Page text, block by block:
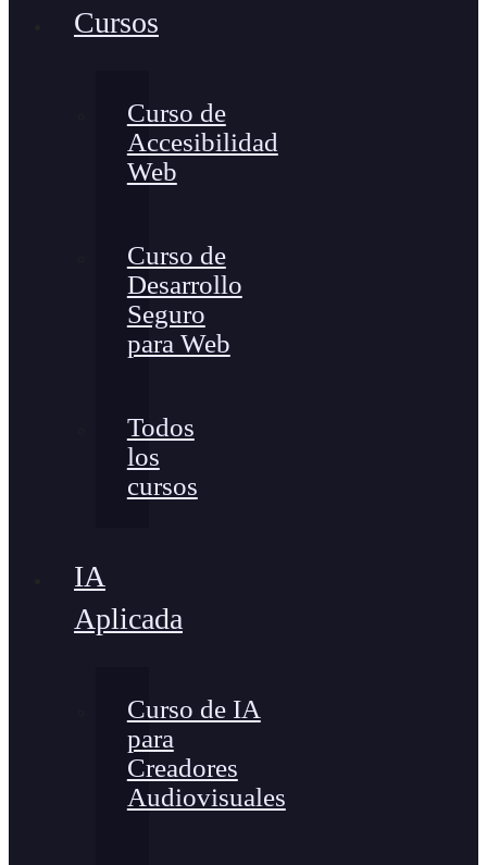
Cursos
Curso de
Accesibilidad
Web
Curso de
Desarrollo
Seguro
para Web
Todos
los
cursos
IA
Aplicada
Curso de IA
para
Creadores
Audiovisuales